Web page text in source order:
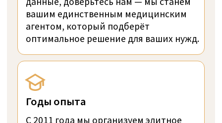
Откройте для себя исключительный
уход и изысканный опыт, которые
делают Privatklinik Meiringen поистине
уникальной.
Напишите нам в WhatsApp +41 76 266
1457 или оставьте заявку:
ЗАПРОСИТЬ ЗВОНОК